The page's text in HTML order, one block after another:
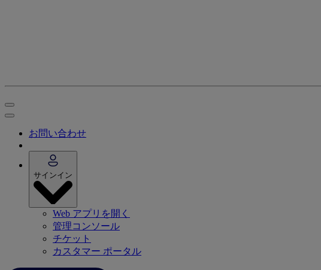
お問い合わせ
サインイン
Web アプリを開く
管理コンソール
チケット
カスタマー ポータル